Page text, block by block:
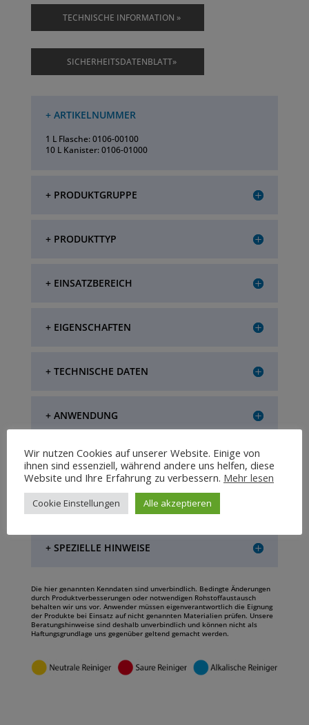
TECHNISCHE INFORMATION »
SICHERHEITSDATENBLATT»
+ ARTIKELNUMMER
1 L Flasche: 0106-00100
10 L Kanister: 0106-01000
+ PRODUKTGRUPPE
+ PRODUKTTYP
+ EINSATZBEREICH
+ EIGENSCHAFTEN
+ TECHNISCHE DATEN
+ ANWENDUNG
+ LAGERUNG
+ VERPACKUNGSEINHEIT
+ SPEZIELLE HINWEISE
Die hier genannten Kenndaten sind unverbindlich. Bedingte Änderungen
durch Produktverbesserungen oder notwendigen Rohstoffaustausch
behalten wir uns vor. Anwender müssen eigenverantwortlich die Eignung
der Produkte bei Einsatz auf nicht genannten Materialien prüfen. Unsere
Beratungshinweise sind deshalb unverbindlich und können nicht als
Haftungsgrundlage uns gegenüber geltend gemacht werden.
Wir nutzen Cookies auf unserer Website. Einige von
ihnen sind essenziell, während andere uns helfen, diese
Website und Ihre Erfahrung zu verbessern. Mehr lesen
Cookie Einstellungen Alle akzeptieren